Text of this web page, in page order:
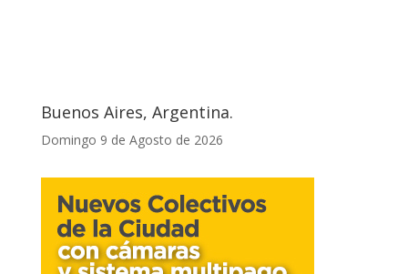
Buenos Aires, Argentina.
Domingo 9 de Agosto de 2026